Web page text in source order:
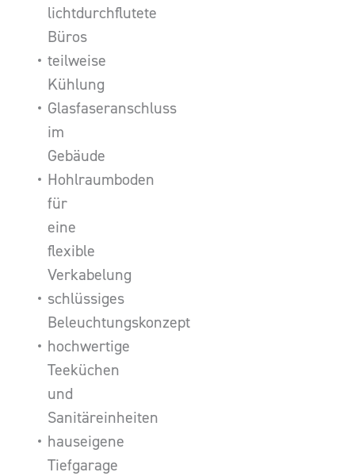
lichtdurchflutete
Büros
teilweise
Kühlung
Glasfaseranschluss
im
Gebäude
Hohlraumboden
für
eine
flexible
Verkabelung
schlüssiges
Beleuchtungskonzept
hochwertige
Teeküchen
und
Sanitäreinheiten
hauseigene
Tiefgarage